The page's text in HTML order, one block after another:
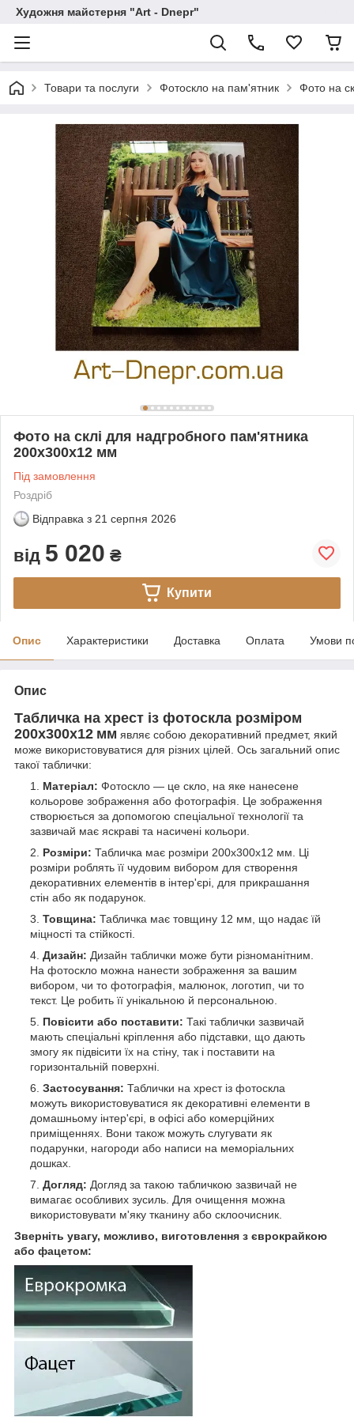
Художня майстерня "Art - Dnepr"
Товари та послуги Фотоскло на пам'ятник Фото на
Фото на склі для надгробного пам'ятника
200х300х12 мм
Під замовлення
Роздріб
Відправка з 21 серпня 2026
від 5 020 ₴
Купити
Опис Характеристики Доставка Оплата Умови
Опис
Табличка на хрест із фотоскла розміром
200x300x12 мм являє собою декоративний предмет, який
може використовуватися для різних цілей. Ось загальний опис
такої таблички:
Матеріал: Фотоскло — це скло, на яке нанесене
кольорове зображення або фотографія. Це зображення
створюється за допомогою спеціальної технології та
зазвичай має яскраві та насичені кольори.
Розміри: Табличка має розміри 200x300x12 мм. Ці
розміри роблять її чудовим вибором для створення
декоративних елементів в інтер'єрі, для прикрашання
стін або як подарунок.
Товщина: Табличка має товщину 12 мм, що надає їй
міцності та стійкості.
Дизайн: Дизайн таблички може бути різноманітним.
На фотоскло можна нанести зображення за вашим
вибором, чи то фотографія, малюнок, логотип, чи то
текст. Це робить її унікальною й персональною.
Повісити або поставити: Такі таблички зазвичай
мають спеціальні кріплення або підставки, що дають
змогу як підвісити їх на стіну, так і поставити на
горизонтальній поверхні.
Застосування: Таблички на хрест із фотоскла
можуть використовуватися як декоративні елементи в
домашньому інтер'єрі, в офісі або комерційних
приміщеннях. Вони також можуть слугувати як
подарунки, нагороди або написи на меморіальних
дошках.
Догляд: Догляд за такою табличкою зазвичай не
вимагає особливих зусиль. Для очищення можна
використовувати м'яку тканину або склоочисник.
Зверніть увагу, можливо, виготовлення з єврокрайкою
або фацетом: